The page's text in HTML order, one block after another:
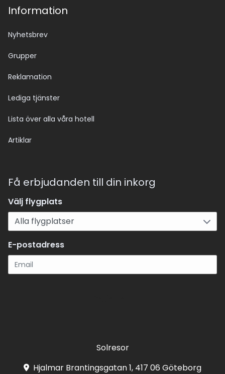
Information
Nyhetsbrev
Grupper
Reklamation
Lediga tjänster
Lista över alla våra hotell
Artiklar
Få erbjudanden till din inkorg
Välj flygplats
E-postadress
Solresor
Hjalmar Brantingsgatan 1, 417 06 Göteborg